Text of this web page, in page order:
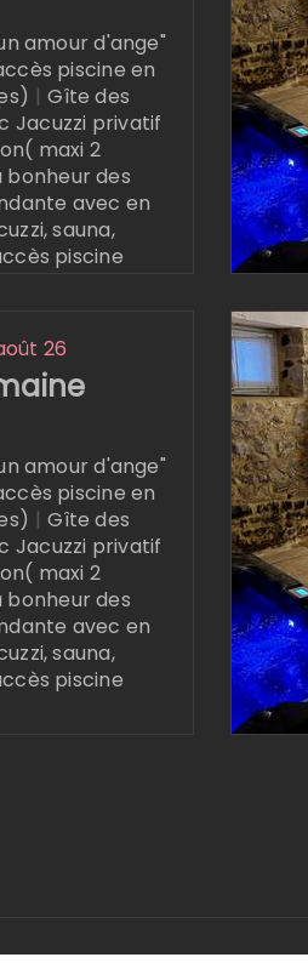
amour d'ange"
piscine en
| Gîte des
Jacuzzi privatif
maxi 2
bonheur des
avec en
sauna,
piscine
26
amour d'ange"
piscine en
| Gîte des
Jacuzzi privatif
maxi 2
bonheur des
avec en
sauna,
piscine